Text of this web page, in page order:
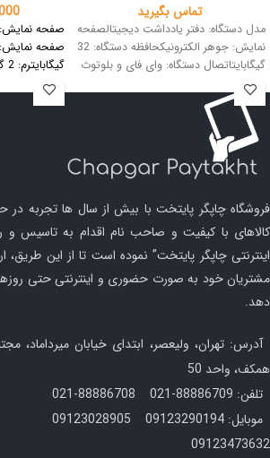
تماس بگیرید
مدل دستگاه: دفتر یادداشت دیجیتالصفحه
نمایش: جوهر الکترونیکحافظه دستگاه: 32
گیگابایتاتصال دستگاه: وای فای و بلوتوث
صفحه نمایش:
صفحه نمایش: 11.8 اینچ
گیگابایترم: 2 گیگابایت
فروشگاه چاپگر پایتخت با بیش از سال ها تجربه در
کالاهای با کیفیت و صاحب نام اقدام به تاسیس و
اینترنتی چاپگر پایتخت” نموده است تا از این
مشتریان خود به صورت حضوری و اینترنتی حتی
دهد.
آدرس: تهران، ولیعصر، ابتدای خیابان میرداماد،
همکف، واحد 50
تلفن: 88886709-021 88886708-021
موبایل: 09123290194 09123028905
09123473632